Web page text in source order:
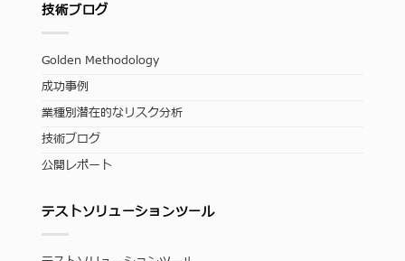
技術ブログ
Golden Methodology
成功事例
業種別潜在的なリスク分析
技術ブログ
公開レポート
テストソリューションツール